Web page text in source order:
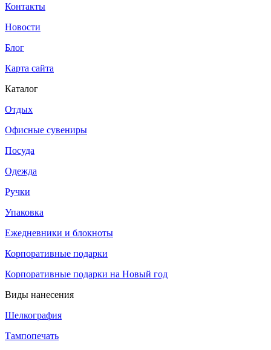
Контакты
Новости
Блог
Карта сайта
Каталог
Отдых
Офисные сувениры
Посуда
Одежда
Ручки
Упаковка
Ежедневники и блокноты
Корпоративные подарки
Корпоративные подарки на Новый год
Виды нанесения
Шелкография
Тампопечать